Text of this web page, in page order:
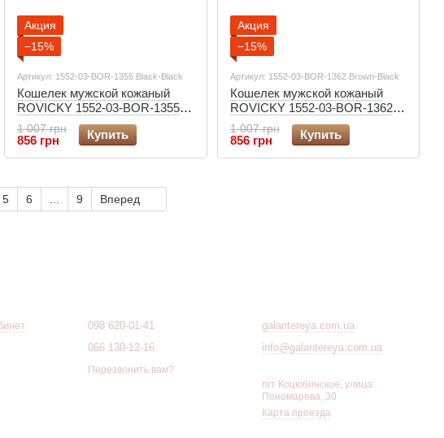
Акция
−15%
Артикул: 1552-03-BOR-1355 Black-Black
Кошелек мужской кожаный
ROVICKY 1552-03-BOR-1355
черный
1 007 грн
856 грн Купить
Акция
−15%
Артикул: 1552-03-BOR-1362 Brown-Black
Кошелек мужской кожаный
ROVICKY 1552-03-BOR-1362
коричневый
1 007 грн
856 грн Купить
5 6 ... 9 Вперед
098 620-01-41
066 130-12-16
Перезвонить вам?
galantereya.com.ua
info@galantereya.com.ua
пгт Коцюбинское, улица
Пономарева, 30
Карта проезда